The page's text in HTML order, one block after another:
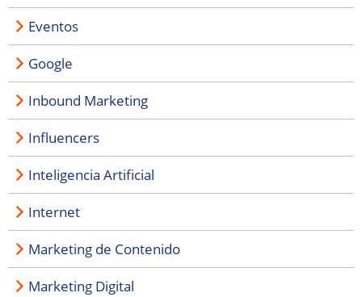
Eventos
Google
Inbound Marketing
Influencers
Inteligencia Artificial
Internet
Marketing de Contenido
Marketing Digital